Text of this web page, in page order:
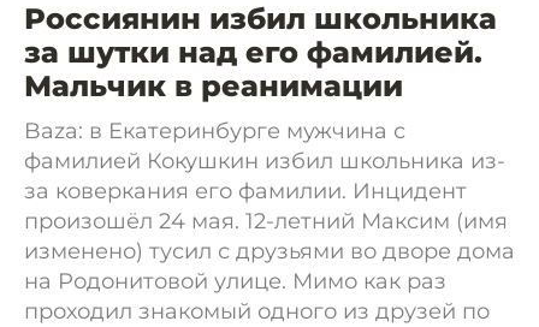
Россиянин избил школьника
за шутки над его фамилией.
Мальчик в реанимации
Baza: в Екатеринбурге мужчина с
фамилией Кокушкин избил школьника из-
за коверкания его фамилии. Инцидент
произошёл 24 мая. 12-летний Максим (имя
изменено) тусил с друзьями во дворе дома
на Родонитовой улице. Мимо как раз
проходил знакомый одного из друзей по